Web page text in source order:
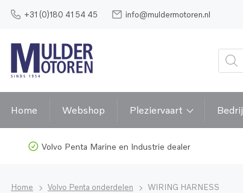
+31 (0)180 41 54 45 info@muldermotoren.nl
Home Webshop Pleziervaart
Volvo Penta Marine en Industrie dealer
Home Volvo Penta onderdelen WIRING HARNESS